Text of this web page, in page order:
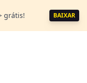
grátis! BAIXAR